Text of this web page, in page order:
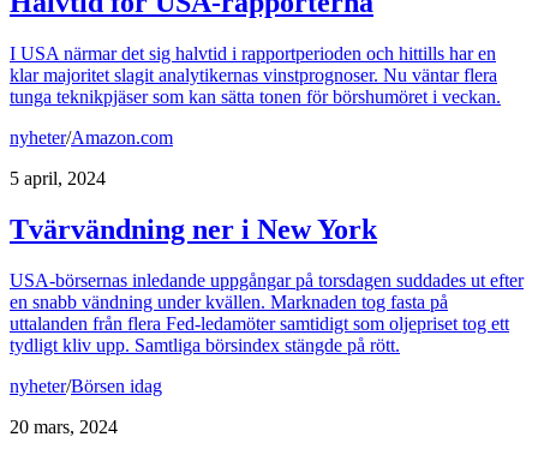
I USA närmar det sig halvtid i rapportperioden och hittills har en
klar majoritet slagit analytikernas vinstprognoser. Nu väntar flera
tunga teknikpjäser som kan sätta tonen för börshumöret i veckan.
nyheter/Amazon.com
5 april, 2024
Tvärvändning ner i New York
USA-börsernas inledande uppgångar på torsdagen suddades ut efter
en snabb vändning under kvällen. Marknaden tog fasta på
uttalanden från flera Fed-ledamöter samtidigt som oljepriset tog ett
tydligt kliv upp. Samtliga börsindex stängde på rött.
nyheter/Börsen idag
20 mars, 2024